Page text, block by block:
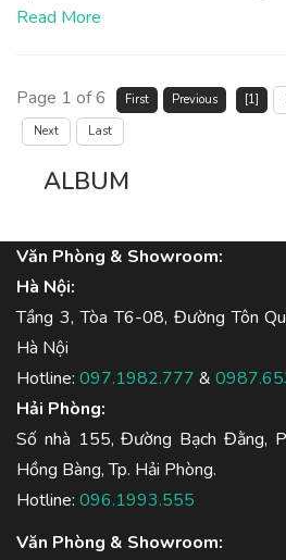
Read More
Page 1 of 6 First Previous [1]
Next
Last
ALBUM
Văn Phòng & Showroom:
Hà Nội:
Tầng 3, Tòa T6-08, Đường Tôn
Hà Nội
Hotline: 097.1982.777 &
Hải Phòng:
Số nhà 155, Đường Bạch Đằng,
Hồng Bàng, Tp. Hải Phòng.
Hotline: 096.1993.555
Văn Phòng & Showroom: